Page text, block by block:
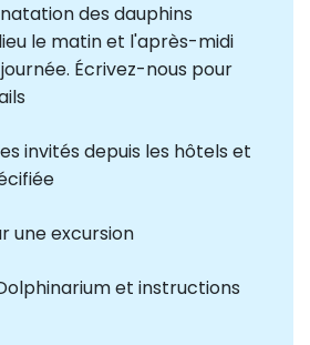
des dauphins
le matin et l'après-midi
Écrivez-nous pour
invités depuis les hôtels et
une excursion
et instructions